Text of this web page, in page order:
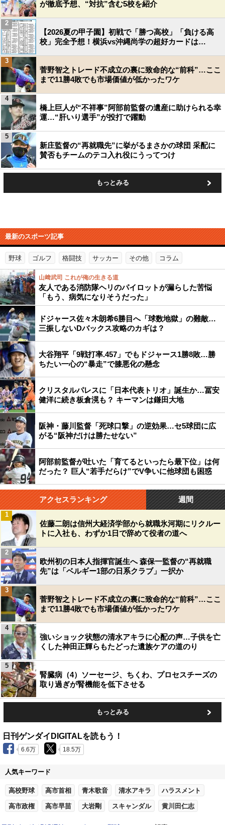
が徹底予想、“対抗”含む5校を紹介
【2026夏の甲子園】初戦で「勝つ高校」「負ける高
校」完全予想！横浜vs沖縄尚学の超好カードは…
2
菅野智之トレード不成立の裏に致命的な“前科”…ここ
まで11勝4敗でも市場価値が低かったワケ
3
橋上巨人が“不祥事”阿部前監督の遺産に助けられる幸
運…“肝いり選手”が投打で躍動
4
新庄監督の“再就職先”に挙がるまさかの球団 采配に
賛否もチームのテコ入れ役にうってつけ
5
もっとみる
最新のスポーツ記事
野球 ゴルフ 格闘技 サッカー その他 コラム
山﨑武司 これが俺の生きる道
友人である消防隊ヘリのパイロットが漏らした苦悩
「もう、病気になりそうだった」
ドジャース佐々木朗希6勝目へ「球数地獄」の難敵…
三振しないDバックス攻略のカギは？
大谷翔平「9戦打率.457」でもドジャース1勝8敗…勝
ちたい一心の“暴走”で膝悪化の懸念
クリスタルパレスに「日本代表トリオ」誕生か…冨安
健洋に続き板倉滉も？ キーマンは鎌田大地
阪神・藤川監督「死球口撃」の逆効果…セ5球団に広
がる“阪神だけは勝たせない”
阿部前監督が吐いた「育てるといったら最下位」は何
だった？ 巨人“若手だらけ”でV争いに他球団も困惑
アクセスランキング 週間
佐藤二朗は信州大経済学部から就職氷河期にリクルー
トに入社も、わずか1日で辞めて役者の道へ
1
欧州初の日本人指揮官誕生へ 森保一監督の“再就職
先”は「ベルギー1部の日系クラブ」一択か
2
菅野智之トレード不成立の裏に致命的な“前科”…ここ
まで11勝4敗でも市場価値が低かったワケ
3
強いショック状態の清水アキラに心配の声…子供を亡
くした神田正輝らもたどった遺族ケアの道のり
4
腎臓病（4）ソーセージ、ちくわ、プロセスチーズの
取り過ぎが腎機能を低下させる
5
もっとみる
日刊ゲンダイDIGITALを読もう！
6.6万 18.5万
人気キーワード
高校野球 高市首相 青木歌音 清水アキラ ハラスメント
高市政権 高市早苗 大岩剛 スキャンダル 黄川田仁志